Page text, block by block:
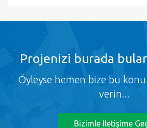
Projenizi burada
Öyleyse hemen bize bu
verin...
Bizimle Iletişime